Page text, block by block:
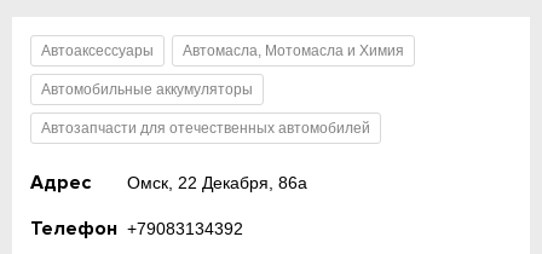
Автоаксессуары Автомасла, Мотомасла и Химия
Автомобильные аккумуляторы
Автозапчасти для отечественных автомобилей
Адрес Омск, 22 Декабря, 86а
Телефон +79083134392